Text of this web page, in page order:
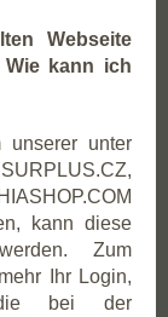
Webseite
kann ich
unter
kann diese
Zum
Ihr Login,
die bei der